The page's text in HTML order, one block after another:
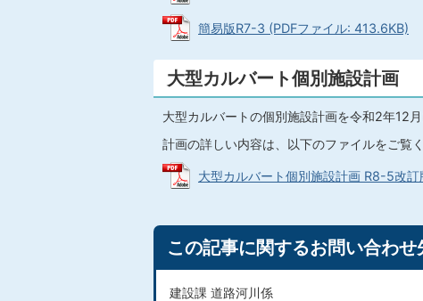
簡易版R7-3 (PDFファイル: 413.6KB)
大型カルバート個別施設計画
大型カルバートの個別施設計画を令和2年12
計画の詳しい内容は、以下のファイルをご覧く
大型カルバート個別施設計画 R8-5改
この記事に関するお問い合わせ
建設課 道路河川係